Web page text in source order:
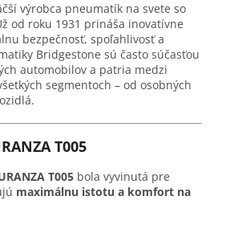
výrobca pneumatík na svete so
od roku 1931 prináša inovatívne
bezpečnosť, spoľahlivosť a
Bridgestone sú často súčasťou
automobilov a patria medzi
segmentoch – od osobných
T005
T005 bola vyvinutá pre
maximálnu istotu a komfort na